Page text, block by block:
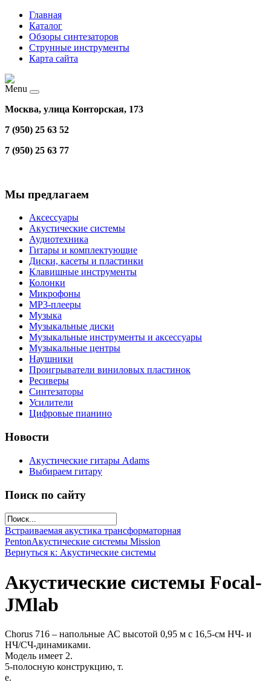
Главная
Каталог
Обзоры синтезаторов
Струнные инструменты
Карта сайта
Menu
Москва, улица Конторская, 173
7 (950) 25 63 52
7 (950) 25 63 77
Мы предлагаем
Аксессуары
Акустические системы
Аудиотехника
Гитары и комплектующие
Диски, касеты и пластинки
Клавишные инструменты
Колонки
Микрофоны
МР3-плееры
Музыка
Музыкальные диски
Музыкальные инструменты и аксессуары
Музыкальные центры
Наушники
Проигрыватели виниловых пластинок
Ресиверы
Синтезаторы
Усилители
Цифровые пианино
Новости
Акустические гитары Adams
Выбираем гитару
Поиск по сайту
Встраиваемая акустика трансформаторная
PentonАкустические системы Mission
Вернуться к: Акустические системы
Акустические системы Focal-
JMlab
Chorus 716 – напольные АС высотой 0,95 м с 16,5-см НЧ- и
НЧ/СЧ-динамиками.
Модель имеет 2.
5-полосную конструкцию, т.
е.